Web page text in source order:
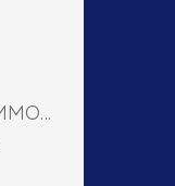
DOMIERE CONSEIL IMMOBILIER